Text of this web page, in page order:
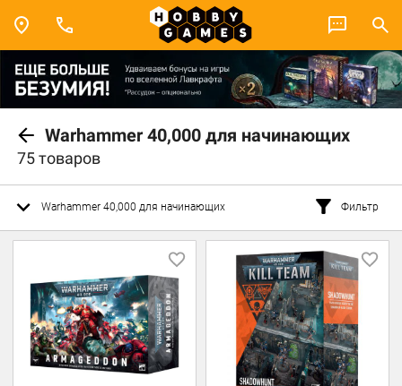
Warhammer 40,000 для начинающих
75 товаров
Warhammer 40,000 для начинающих Фильтр